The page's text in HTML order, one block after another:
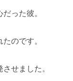
った彼。
のです。
せました。